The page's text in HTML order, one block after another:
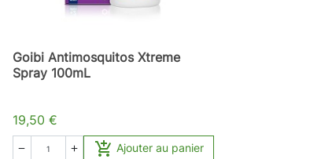
Goibi Antimosquitos Xtreme
Spray 100mL
19,50 €
   Ajouter au panier